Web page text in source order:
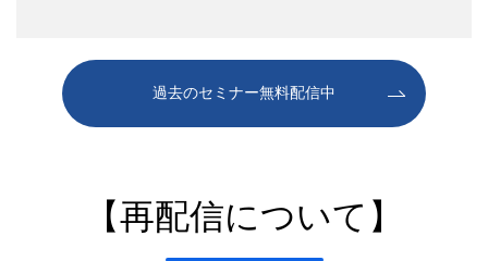
過去のセミナー無料配信中
【再配信について】